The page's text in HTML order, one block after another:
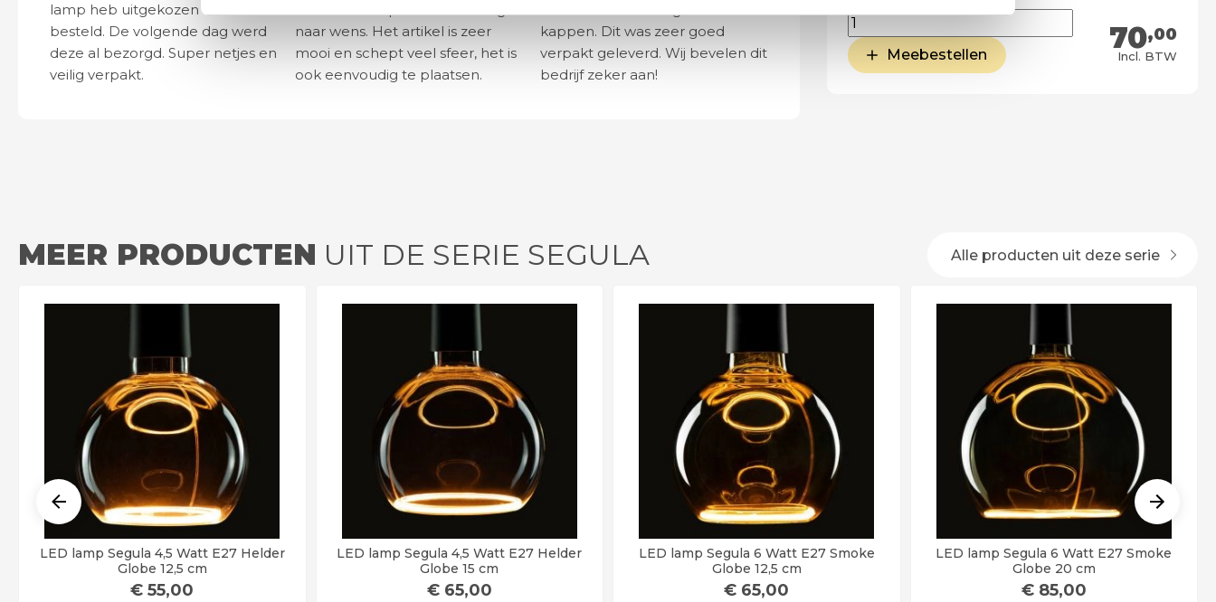
lamp heb uitgekozen en
besteld. De volgende dag werd
deze al bezorgd. Super netjes en
veilig verpakt.
naar wens. Het artikel is zeer
mooi en schept veel sfeer, het is
ook eenvoudig te plaatsen.
kappen. Dit was zeer goed
verpakt geleverd. Wij bevelen dit
bedrijf zeker aan!
70,00
Incl. BTW
Meebestellen
MEER PRODUCTEN UIT DE SERIE SEGULA Alle producten uit deze serie
LED lamp Segula 4,5 Watt E27 Helder
Globe 12,5 cm
€ 55,00
LED lamp Segula 4,5 Watt E27 Helder
Globe 15 cm
€65,00
LED lamp Segula 6 Watt E27 Smoke
Globe 12,5 cm
€ 65,00
LED lamp Segula 6 Watt E27 Smoke
Globe 20 cm
€85,00